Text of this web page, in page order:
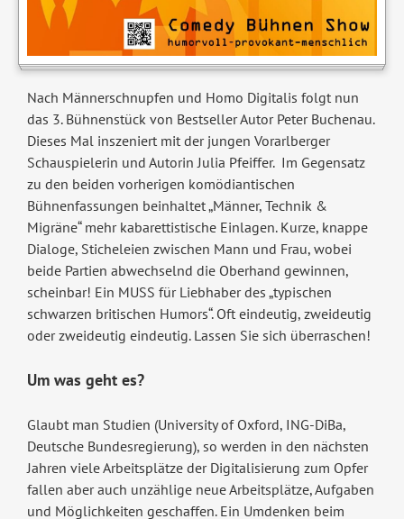
Nach Männerschnupfen und Homo Digitalis folgt nun
das 3. Bühnenstück von Bestseller Autor Peter Buchenau.
Dieses Mal inszeniert mit der jungen Vorarlberger
Schauspielerin und Autorin Julia Pfeiffer. Im Gegensatz
zu den beiden vorherigen komödiantischen
Bühnenfassungen beinhaltet „Männer, Technik &
Migräne“ mehr kabarettistische Einlagen. Kurze, knappe
Dialoge, Sticheleien zwischen Mann und Frau, wobei
beide Partien abwechselnd die Oberhand gewinnen,
scheinbar! Ein MUSS für Liebhaber des „typischen
schwarzen britischen Humors“. Oft eindeutig, zweideutig
oder zweideutig eindeutig. Lassen Sie sich überraschen!
Um was geht es?
Glaubt man Studien (University of Oxford, ING-DiBa,
Deutsche Bundesregierung), so werden in den nächsten
Jahren viele Arbeitsplätze der Digitalisierung zum Opfer
fallen aber auch unzählige neue Arbeitsplätze, Aufgaben
und Möglichkeiten geschaffen. Ein Umdenken beim